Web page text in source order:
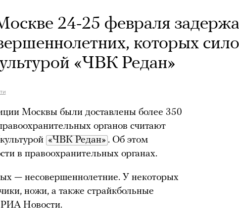
24-25 февраля
которых
«ЧВК Редан»
Москвы были доставлены более 350
органов считают
«ЧВК Редан» . Об этом
в правоохранительных органах.
— несовершеннолетние. У некоторых
ножи, а также страйкбольные
РИА Новости.